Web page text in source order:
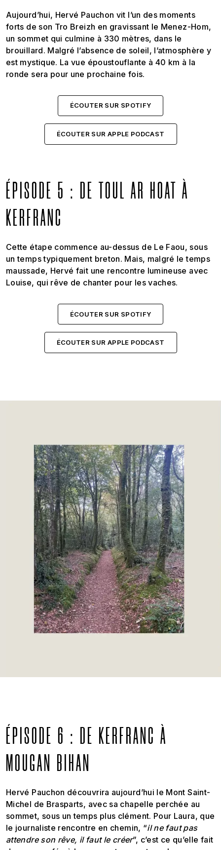
Aujourd’hui, Hervé Pauchon vit l’un des moments
forts de son Tro Breizh en gravissant le Menez-Hom,
un sommet qui culmine à 330 mètres, dans le
brouillard. Malgré l’absence de soleil, l’atmosphère y
est mystique. La vue époustouflante à 40 km à la
ronde sera pour une prochaine fois.
ÉCOUTER SUR SPOTIFY
ÉCOUTER SUR APPLE PODCAST
ÉPISODE 5 : DE TOUL AR HOAT À
KERFRANC
Cette étape commence au-dessus de Le Faou, sous
un temps typiquement breton. Mais, malgré le temps
maussade, Hervé fait une rencontre lumineuse avec
Louise, qui rêve de chanter pour les vaches.
ÉCOUTER SUR SPOTIFY
ÉCOUTER SUR APPLE PODCAST
ÉPISODE 6 : DE KERFRANC À
MOUGAN BIHAN
Hervé Pauchon découvrira aujourd’hui le Mont Saint-
Michel de Brasparts, avec sa chapelle perchée au
sommet, sous un temps plus clément. Pour Laura, que
le journaliste rencontre en chemin, “il ne faut pas
attendre son rêve, il faut le créer”, c’est ce qu’elle fait